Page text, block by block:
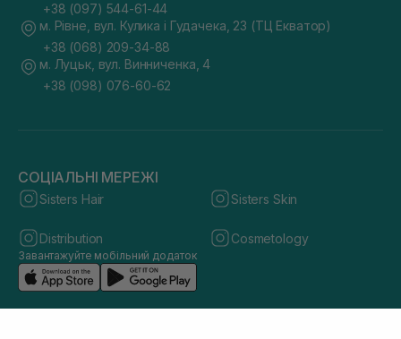
+38 (097) 544-61-44
м. Рівне, вул. Кулика і Гудачека, 23 (ТЦ Екватор)
+38 (068) 209-34-88
м. Луцьк, вул. Винниченка, 4
+38 (098) 076-60-62
СОЦІАЛЬНІ МЕРЕЖІ
Sisters Hair Sisters Skin
Distribution Cosmetology
Завантажуйте мобільний додаток